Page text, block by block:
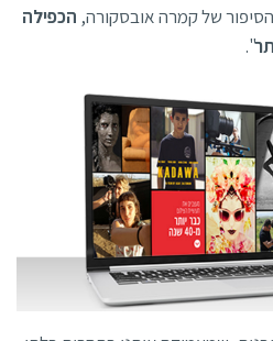
של קמרה אובסקורה, הכפילה
".